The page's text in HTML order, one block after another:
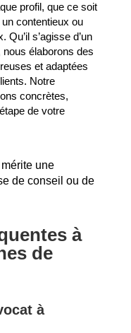
profil, que ce soit
contentieux ou
s’agisse d’un
élaborons des
et adaptées
Notre
concrètes,
de votre
une
de conseil ou de
à
de
à